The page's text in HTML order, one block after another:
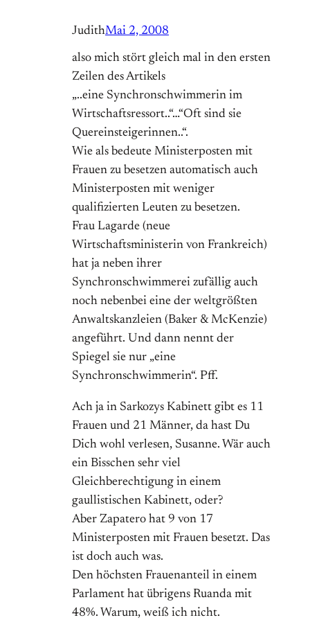
JudithMai 2, 2008
also mich stört gleich mal in den ersten
Zeilen des Artikels
„..eine Synchronschwimmerin im
Wirtschaftsressort..“…“Oft sind sie
Quereinsteigerinnen..“.
Wie als bedeute Ministerposten mit
Frauen zu besetzen automatisch auch
Ministerposten mit weniger
qualifizierten Leuten zu besetzen.
Frau Lagarde (neue
Wirtschaftsministerin von Frankreich)
hat ja neben ihrer
Synchronschwimmerei zufällig auch
noch nebenbei eine der weltgrößten
Anwaltskanzleien (Baker & McKenzie)
angeführt. Und dann nennt der
Spiegel sie nur „eine
Synchronschwimmerin“. Pff.
Ach ja in Sarkozys Kabinett gibt es 11
Frauen und 21 Männer, da hast Du
Dich wohl verlesen, Susanne. Wär auch
ein Bisschen sehr viel
Gleichberechtigung in einem
gaullistischen Kabinett, oder?
Aber Zapatero hat 9 von 17
Ministerposten mit Frauen besetzt. Das
ist doch auch was.
Den höchsten Frauenanteil in einem
Parlament hat übrigens Ruanda mit
48%. Warum, weiß ich nicht.